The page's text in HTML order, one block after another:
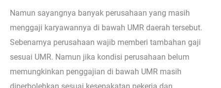
Namun sayangnya banyak perusahaan yang masih
menggaji karyawannya di bawah UMR daerah tersebut.
Sebenarnya perusahaan wajib memberi tambahan gaji
sesuai UMR. Namun jika kondisi perusahaan belum
memungkinkan penggajian di bawah UMR masih